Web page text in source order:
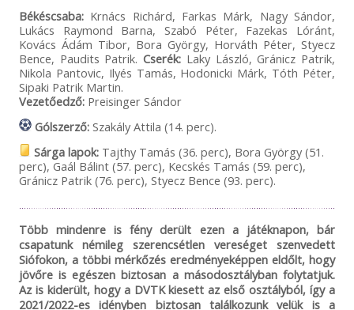
Békéscsaba:Krnács Richárd, Farkas Márk, Nagy Sándor,
Lukács Raymond Barna, Szabó Péter, Fazekas Lóránt,
Kovács Ádám Tibor, Bora György, Horváth Péter, Styecz
Bence, Paudits Patrik.Cserék: Laky László, Gránicz Patrik,
Nikola Pantovic, Ilyés Tamás, Hodonicki Márk, Tóth Péter,
Sipaki Patrik Martin.
Vezetőedző:Preisinger Sándor
Gólszerző:Szakály Attila (14. perc).
Sárga lapok: Tajthy Tamás (36. perc), Bora György (51.
perc), Gaál Bálint (57. perc), Kecskés Tamás (59. perc),
Gránicz Patrik (76. perc), Styecz Bence (93. perc).
Több mindenre is fény derült ezen a játéknapon, bár
csapatunk némileg szerencsétlen vereséget szenvedett
Siófokon, a többi mérkőzés eredményeképpen eldőlt, hogy
jövőre is egészen biztosan a másodosztályban folytatjuk.
Az is kiderült, hogy a DVTK kiesett az első osztályból, így a
2021/2022-es idényben biztosan találkozunk velük is a